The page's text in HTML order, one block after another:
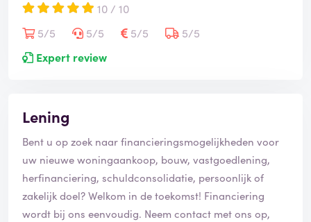
10 / 10
5/5
5/5 5/5
5/5
Expert review
Lening
Bent u op zoek naar financieringsmogelijkheden voor
uw nieuwe woningaankoop, bouw, vastgoedlening,
herfinanciering, schuldconsolidatie, persoonlijk of
zakelijk doel? Welkom in de toekomst! Financiering
wordt bij ons eenvoudig. Neem contact met ons op,